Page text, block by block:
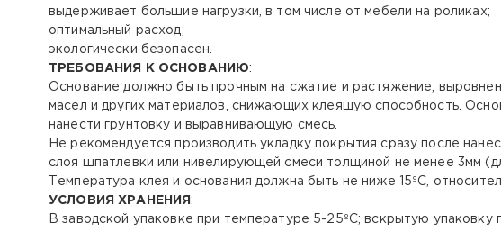
выдерживает большие нагрузки, в том числе от мебели на роликах;
оптимальный расход;
экологически безопасен.
ТРЕБОВАНИЯ К ОСНОВАНИЮ:
Основание должно быть прочным на сжатие и растяжение,
масел и других материалов, снижающих клеящую способность.
нанести грунтовку и выравнивающую смесь.
Не рекомендуется производить укладку покрытия сразу после
слоя шпатлевки или нивелирующей смеси толщиной не менее 3мм
Температура клея и основания должна быть не ниже 15ºС,
УСЛОВИЯ ХРАНЕНИЯ:
В заводской упаковке при температуре 5-25ºС; вскрытую упаковку